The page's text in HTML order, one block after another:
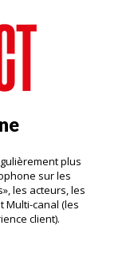
plus
sur les
les acteurs, les
Multi-canal (les
client).